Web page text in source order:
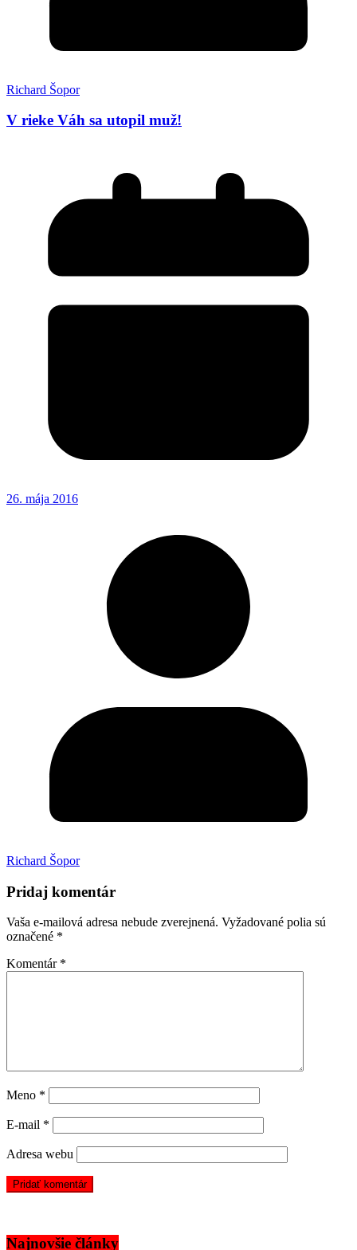
Richard Šopor
V rieke Váh sa utopil muž!
26. mája 2016
Richard Šopor
Pridaj komentár
Vaša e-mailová adresa nebude zverejnená. Vyžadované polia sú
označené *
Komentár *
Meno *
E-mail *
Adresa webu
Najnovšie články